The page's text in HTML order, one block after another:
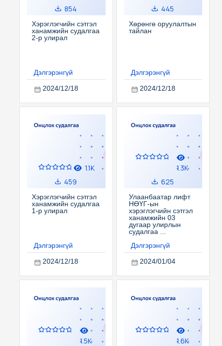
854
Хэрэглэгчийн сэтгэл
ханамжийн судалгаа
2-р улирал
Дэлгэрэнгүй
2024/12/18
445
Хөрөнгө оруулалтын
тайлан
Дэлгэрэнгүй
2024/12/18
1.1K
459
Хэрэглэгчийн сэтгэл
ханамжийн судалгаа
1-р улирал
Дэлгэрэнгүй
2024/12/18
1.3K
625
Улаанбаатар лифт
НӨҮГ-ын
хэрэглэгчийн сэтгэл
ханамжийн 03
дугаар улирлын
судалгаа ...
Дэлгэрэнгүй
2024/01/04
1.5K
1.6K